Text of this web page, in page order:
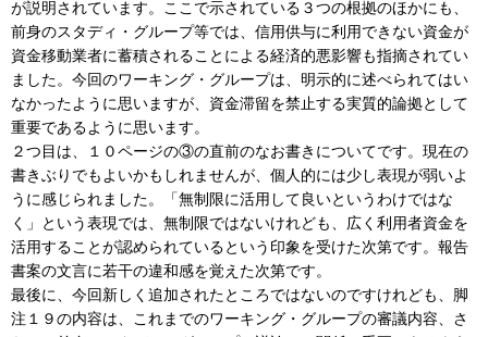
が説明されています。ここで示されている３つの根拠のほかにも、
前身のスタディ・グループ等では、信用供与に利用できない資金が
資金移動業者に蓄積されることによる経済的悪影響も指摘されてい
ました。今回のワーキング・グループは、明示的に述べられてはい
なかったように思いますが、資金滞留を禁止する実質的論拠として
重要であるように思います。
２つ目は、１０ページの③の直前のなお書きについてです。現在の
書きぶりでもよいかもしれませんが、個人的には少し表現が弱いよ
うに感じられました。「無制限に活用して良いというわけではな
く」という表現では、無制限ではないけれども、広く利用者資金を
活用することが認められているという印象を受けた次第です。報告
書案の文言に若干の違和感を覚えた次第です。
最後に、今回新しく追加されたところではないのですけれども、脚
注１９の内容は、これまでのワーキング・グループの審議内容、さ